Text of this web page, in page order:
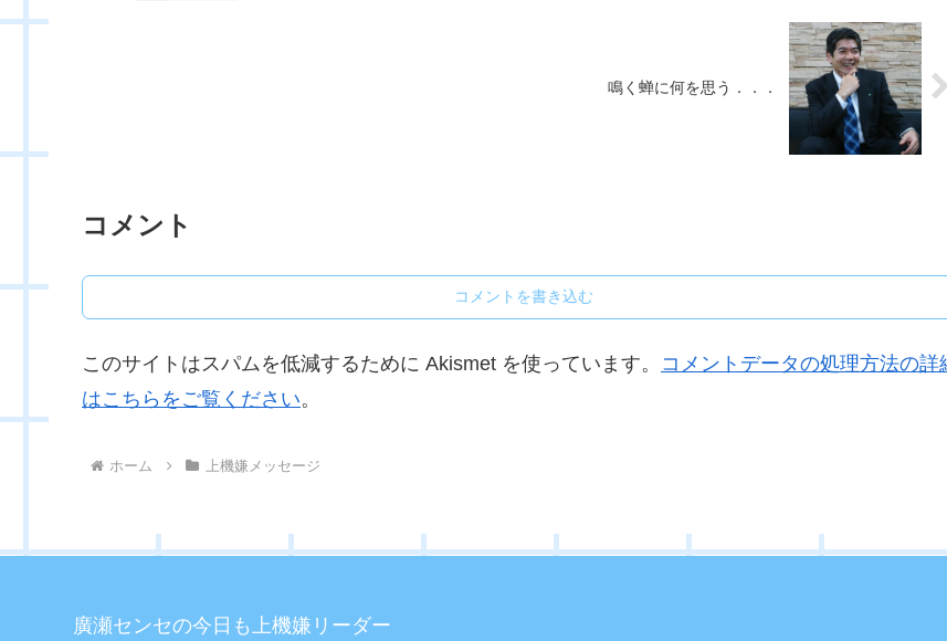
鳴く蝉に何を思う．．．
コメント
コメントを書き込む
このサイトはスパムを低減するために Akismet を使っています。 コメントデータの処理方法の詳
はこちらをご覧ください。
ホーム 上機嫌メッセージ
廣瀬センセの今日も上機嫌リーダー